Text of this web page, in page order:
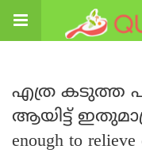
എത്ര കടുത്ത
ആയിട്ട്
enough to relieve